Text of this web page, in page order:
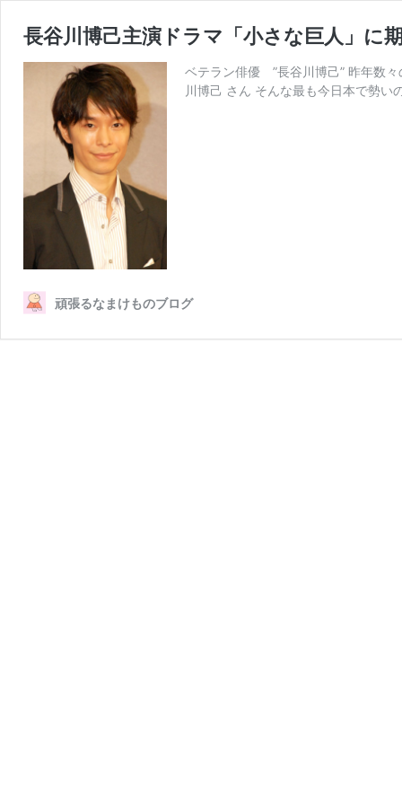
長谷川博己主演ドラマ「小さな巨人」に
ベテラン俳優 ”長谷川博己” 昨年数
川博己 さん そんな最も今日本で勢
頑張るなまけものブログ